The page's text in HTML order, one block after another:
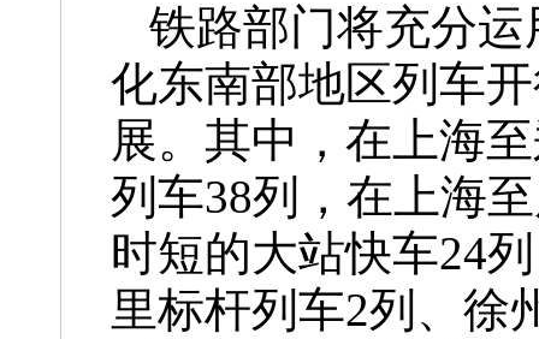
铁路部门将充分
化东南部地区列车
展。其中，在上海
列车38列，在上海
时短的大站快车24
里标杆列车2列、徐